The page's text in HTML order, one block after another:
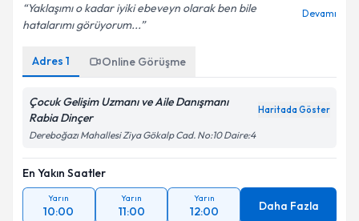
Yaklaşımı o kadar iyiki ebeveyn olarak ben bile
hatalarımı görüyorum...
Devamı
Adres 1 Online Görüşme
Çocuk Gelişim Uzmanı ve Aile Danışmanı
Rabia Dinçer
Haritada Göster
Dereboğazı Mahallesi Ziya Gökalp Cad. No:10 Daire:4
En Yakın Saatler
Yarın
10:00
Yarın
11:00
Yarın
12:00 Daha Fazla